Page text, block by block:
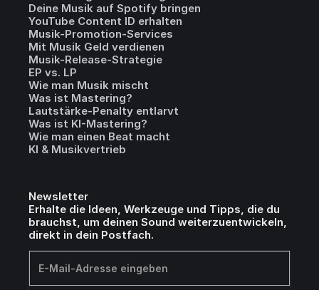
Deine Musik auf Spotify bringen
YouTube Content ID erhalten
Musik-Promotion-Services
Mit Musik Geld verdienen
Musik-Release-Strategie
EP vs. LP
Wie man Musik mischt
Was ist Mastering?
Lautstärke-Penalty entlarvt
Was ist KI-Mastering?
Wie man einen Beat macht
KI & Musikvertrieb
Newsletter
Erhalte die Ideen, Werkzeuge und Tipps, die du
brauchst, um deinen Sound weiterzuentwickeln,
direkt in dein Postfach.